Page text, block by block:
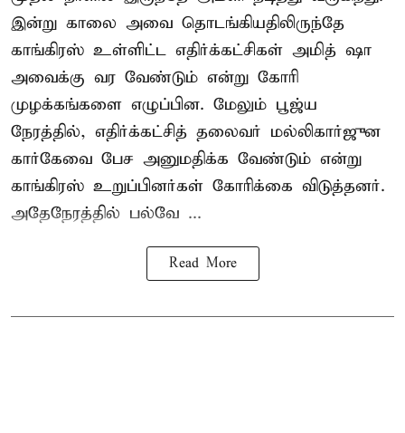
இன்று காலை அவை தொடங்கியதிலிருந்தே
காங்கிரஸ் உள்ளிட்ட எதிர்க்கட்சிகள் அமித் ஷா
அவைக்கு வர வேண்டும் என்று கோரி
முழக்கங்களை எழுப்பின. மேலும் பூஜ்ய
நேரத்தில், எதிர்க்கட்சித் தலைவர் மல்லிகார்ஜுன
கார்கேவை பேச அனுமதிக்க வேண்டும் என்று
காங்கிரஸ் உறுப்பினர்கள் கோரிக்கை விடுத்தனர்.
அதேநேரத்தில் பல்வே ...
Read More